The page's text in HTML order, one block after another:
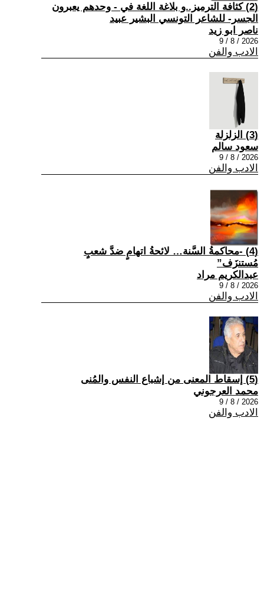
(2) كثافة الترميز..و بلاغة اللغة في - وحدهم يعبرون
الجسر- للشاعر التونسي البشير عبيد
ناصر ابو زيد
2026 / 8 / 9
الادب والفن
(3) الزلزلة
سعود سالم
2026 / 8 / 9
الادب والفن
(4) -محاكمةُ السَّنة… لائحةُ اتهامٍ ضدَّ شعبٍ
مُستنزَف”
عبدالكريم مراد
2026 / 8 / 9
الادب والفن
(5) إسقاط المعنى من إشباع النفس والمُنى
محمد العرجوني
2026 / 8 / 9
الادب والفن